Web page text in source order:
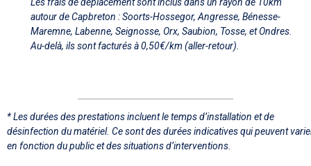
Les frais de déplacement sont inclus dans un rayon de 10km
autour de Capbreton : Soorts-Hossegor, Angresse, Bénesse-
Maremne, Labenne, Seignosse, Orx, Saubion, Tosse, et Ondres.
Au-delà, ils sont facturés à 0,50€/km (aller-retour).
* Les durées des prestations incluent le temps d’installation et de
désinfection du matériel. Ce sont des durées indicatives qui peuvent
en fonction du public et des situations d’interventions.